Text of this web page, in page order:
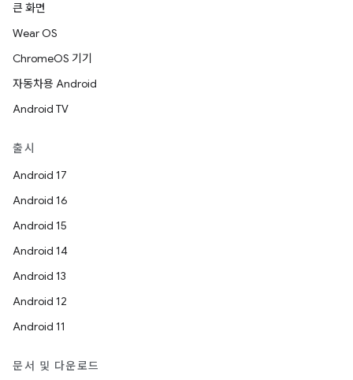
큰 화면
Wear OS
ChromeOS 기기
자동차용 Android
Android TV
출시
Android 17
Android 16
Android 15
Android 14
Android 13
Android 12
Android 11
문서 및 다운로드